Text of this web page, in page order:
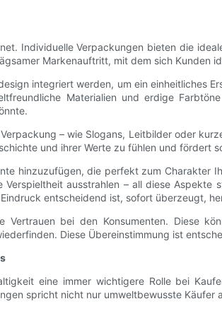
Individuelle Verpackungen bieten die
Markenauftritt, mit dem sich Kunden
integriert werden, um ein einheitliches
Materialien und erdige
– wie Slogans, Leitbilder oder
und ihrer Werte zu fühlen und fördert
hinzuzufügen, die perfekt zum Charakter
ausstrahlen – all diese
entscheidend ist, sofort überzeugt,
bei den Konsumenten. Diese
Diese Übereinstimmung ist
eine immer wichtigere Rolle bei
spricht nicht nur umweltbewusste Käufer